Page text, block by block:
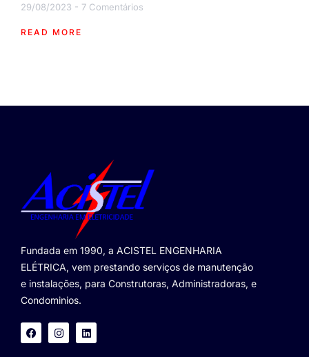
29/08/2023 7 Comentários
READ MORE
Fundada em 1990, a ACISTEL ENGENHARIA
ELÉTRICA, vem prestando serviços de manutenção
e instalações, para Construtoras, Administradoras, e
Condominios.